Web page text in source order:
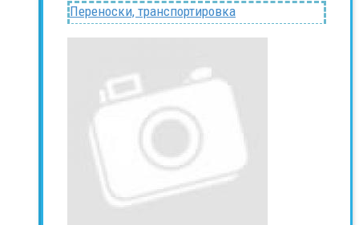
Переноски, транспортировка